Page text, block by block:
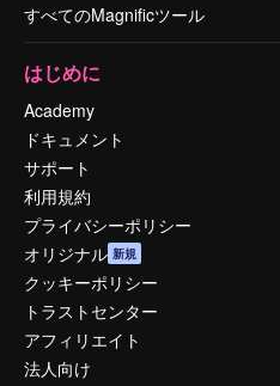
すべてのMagnificツール
はじめに
Academy
ドキュメント
サポート
利用規約
プライバシーポリシー
オリジナル 新規
クッキーポリシー
トラストセンター
アフィリエイト
法人向け